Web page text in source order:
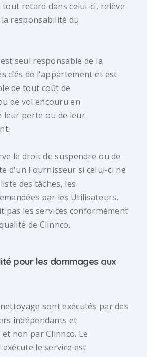
retard dans celui-ci, relève
responsabilité du
seul responsable de la
clés de l'appartement et est
de tout coût de
de vol encouru en
leur perte ou de leur
le droit de suspendre ou de
d'un Fournisseur si celui-ci ne
des tâches, les
par les Utilisateurs,
pas les services conformément
de Clinnco.
pour les dommages aux
sont exécutés par des
indépendants et
non par Clinnco. Le
le service est